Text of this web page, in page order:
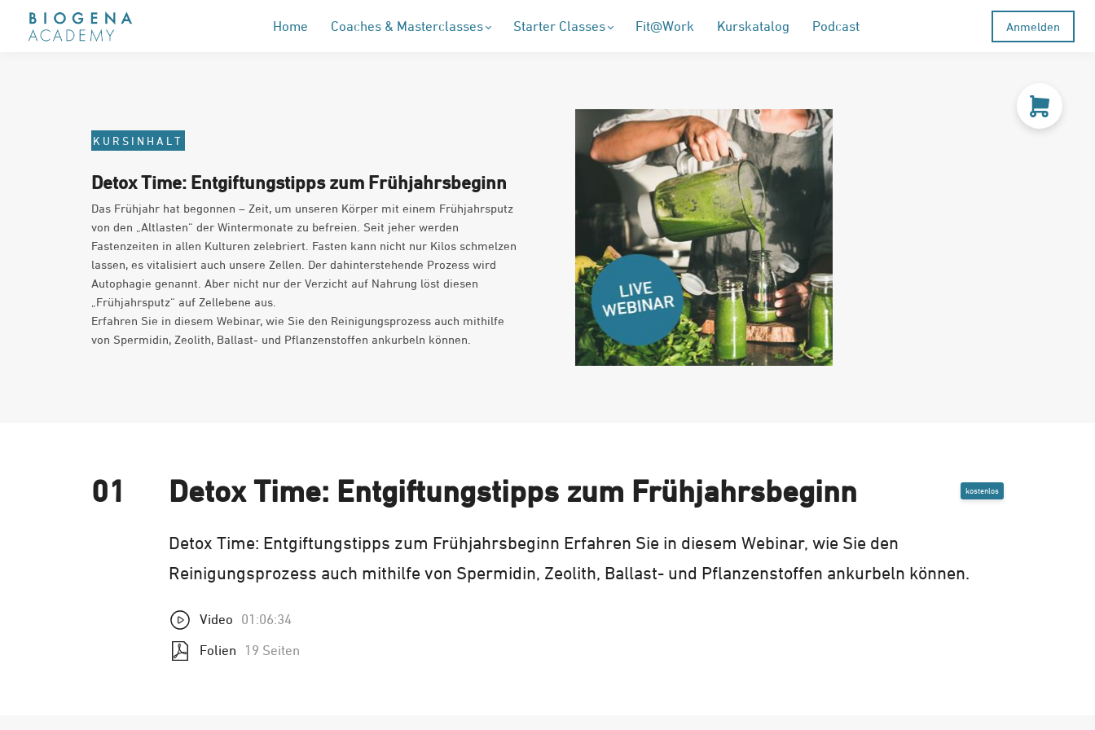
Home Coaches & Masterclasses Starter Classes Fit@Work Kurskatalog Podcast Anmelden
KURSINHALT
Detox Time: Entgiftungstipps zum Frühjahrsbeginn
Das Frühjahr hat begonnen – Zeit, um unseren Körper mit einem Frühjahrsputz
von den „Altlasten“ der Wintermonate zu befreien. Seit jeher werden
Fastenzeiten in allen Kulturen zelebriert. Fasten kann nicht nur Kilos schmelzen
lassen, es vitalisiert auch unsere Zellen. Der dahinterstehende Prozess wird
Autophagie genannt. Aber nicht nur der Verzicht auf Nahrung löst diesen
„Frühjahrsputz“ auf Zellebene aus.
Erfahren Sie in diesem Webinar, wie Sie den Reinigungsprozess auch mithilfe
von Spermidin, Zeolith, Ballast- und Pflanzenstoffen ankurbeln können.
01 Detox Time: Entgiftungstipps zum Frühjahrsbeginn kostenlos
Detox Time: Entgiftungstipps zum Frühjahrsbeginn Erfahren Sie in diesem Webinar, wie Sie den
Reinigungsprozess auch mithilfe von Spermidin, Zeolith, Ballast- und Pflanzenstoffen ankurbeln können.
Video 01:06:34
Folien
19 Seiten